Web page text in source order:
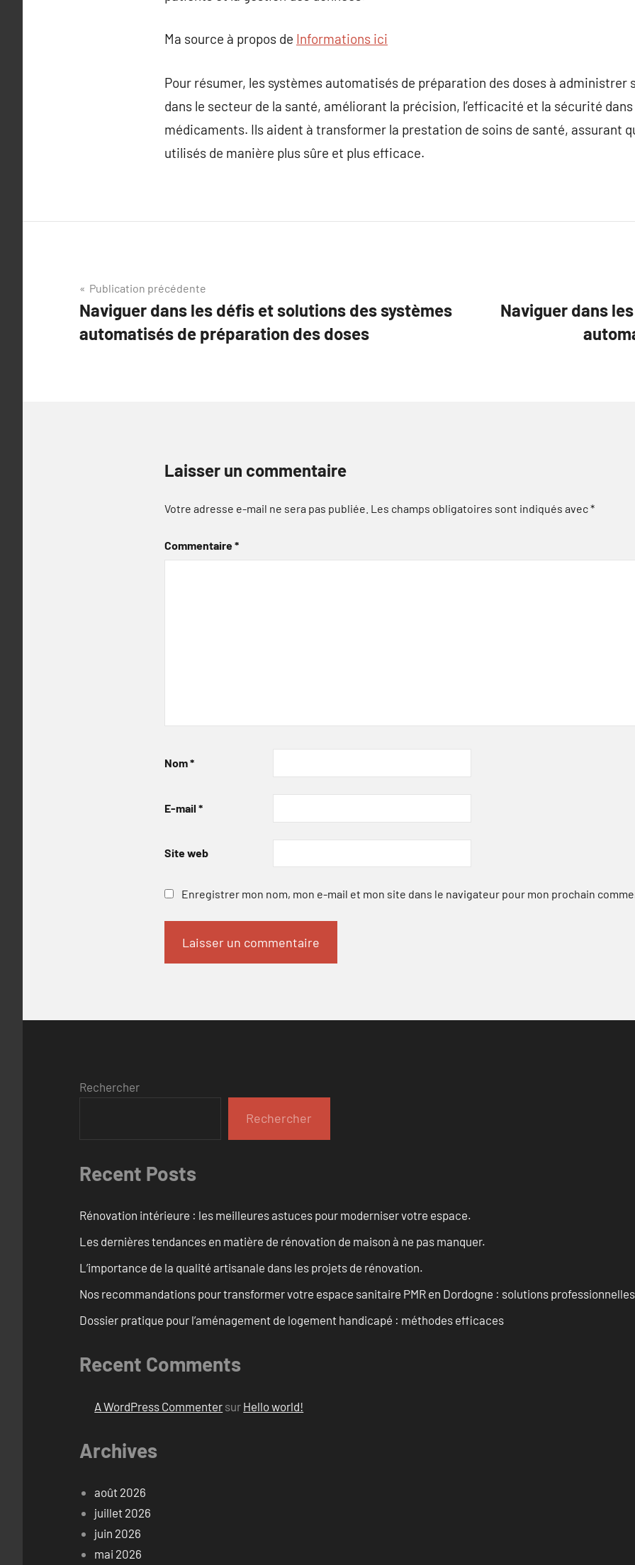
Ma source à propos de Informations ici
Pour résumer, les systèmes automatisés de préparation des doses à administrer
dans le secteur de la santé, améliorant la précision, l’efficacité et la sécurité
médicaments. Ils aident à transformer la prestation de soins de santé, assurant
utilisés de manière plus sûre et plus efficace.
Navigation
de
l’article
Publication précédente
Naviguer dans les défis et solutions des systèmes
automatisés de préparation des doses
Naviguer dans
Laisser un commentaire
Votre adresse e-mail ne sera pas publiée. Les champs obligatoires sont indiqués avec*
Commentaire*
Nom*
E-mail *
Site web
Enregistrer mon nom, mon e-mail et mon site dans le navigateur pour mon prochain
Rechercher
Rechercher
Recent Posts
Rénovation intérieure : les meilleures astuces pour moderniser votre espace.
Les dernières tendances en matière de rénovation de maison à ne pas manquer.
L’importance de la qualité artisanale dans les projets de rénovation.
Nos recommandations pour transformer votre espace sanitaire PMR en Dordogne : solutions professionnelles
Dossier pratique pour l’aménagement de logement handicapé : méthodes efficaces
Recent Comments
A WordPress Commenter sur Hello world!
Archives
août 2026
juillet 2026
juin 2026
mai 2026